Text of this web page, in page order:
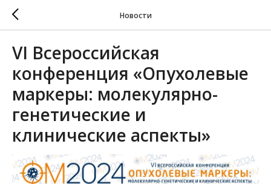
Новости
VI Всероссийская
конференция «Опухолевые
маркеры: молекулярно-
генетические и
клинические аспекты»